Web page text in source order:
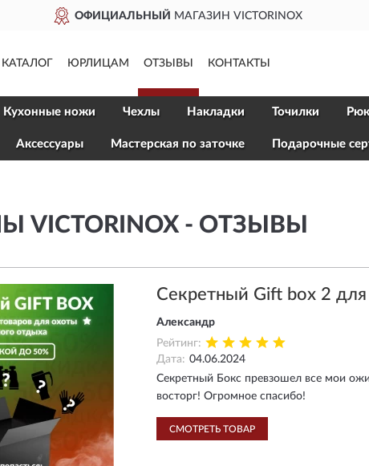
ОФИЦИАЛЬНЫЙМАГАЗИН VICTORINOX
КАТАЛОГ ЮРЛИЦАМ ОТЗЫВЫ КОНТАКТЫ
Кухонные ножи Чехлы Накладки Точилки
Aксессуары Мастерская по заточке Подарочные
VICTORINOX - ОТЗЫВЫ
Секретный Gift box 2
Александр
Рейтинг:
Дата: 04.06.2024
Секретный Бокс превзошел все мои
восторг! Огромное спасибо!
СМОТРЕТЬ ТОВАР